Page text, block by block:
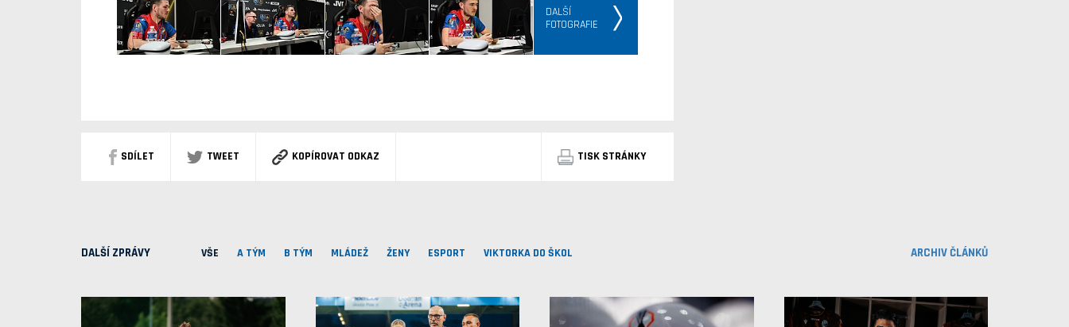
DALŠÍ
FOTOGRAFIE
SDÍLET TWEET KOPÍROVAT ODKAZ TISK STRÁNKY
DALŠÍ ZPRÁVY VŠE A TÝM B TÝM MLÁDEŽ ŽENY ESPORT VIKTORKA DO ŠKOL ARCHIV ČLÁNKŮ